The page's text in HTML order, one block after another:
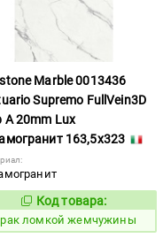
Marble 0013436
Supremo FullVein3D
A 20mm Lux
163,5x323
1052901
Код товара:
ломкой жемчужины